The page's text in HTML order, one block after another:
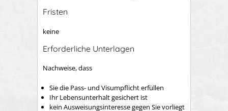
Fristen
keine
Erforderliche Unterlagen
Nachweise, dass
Sie die Pass- und Visumpflicht erfüllen
Ihr Lebensunterhalt gesichert ist
kein Ausweisungsinteresse gegen Sie vorliegt